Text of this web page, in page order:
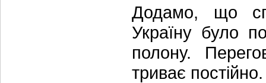
Додамо, що
Україну було
полону.
триває постійно.